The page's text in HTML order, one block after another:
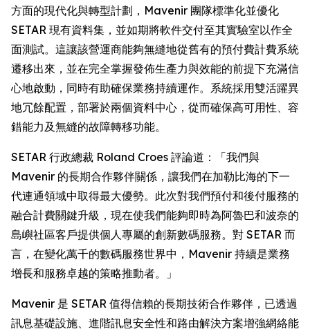
方面的現代化與轉型計劃，Mavenir 團隊標準化並優化
SETAR 現有資料集，並如期將軟件交付至其實驗室以作全
面測試。這讓該營運商能夠無縫地從舊有的預付費計費系統
遷移出來，並在完全掌握發佈生產力與效能的前提下充滿信
心地啟動，同時有助確保業務持續運作。系統採用雙活躍異
地冗餘配置，部署於兩個資料中心，從而確保高可用性、容
錯能力及無縫的故障轉移功能。
SETAR 行政總裁 Roland Croes 評論道：「我們與
Mavenir 的長期合作夥伴關係，讓我們在加勒比海的下一
代連通領域中取得最大優勢。此次對我們預付和後付服務的
融合計費關鍵升級，現在使我們能夠即時為阿魯巴和波奈的
島嶼社區客戶提供個人專屬的創新數碼服務。對 SETAR 而
言，在變化萬千的數碼服務世界中，Mavenir 持續是業務
增長和服務卓越的策略推動者。」
Mavenir 是 SETAR 值得信賴的長期技術合作夥伴，已透過
訊息基礎設施、進階訊息安全性和路由解決方案增強網絡能